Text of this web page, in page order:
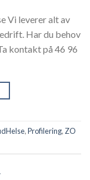
Vi leverer alt av
Har du behov
kontakt på 46 96
,Profilering,ZO